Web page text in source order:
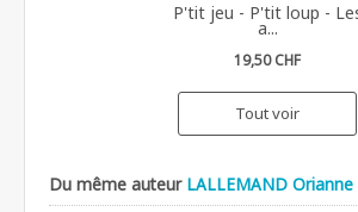
P'tit jeu - P'tit loup -
a...
19,50 CHF
Tout voir
Du même auteur LALLEMAND Orianne